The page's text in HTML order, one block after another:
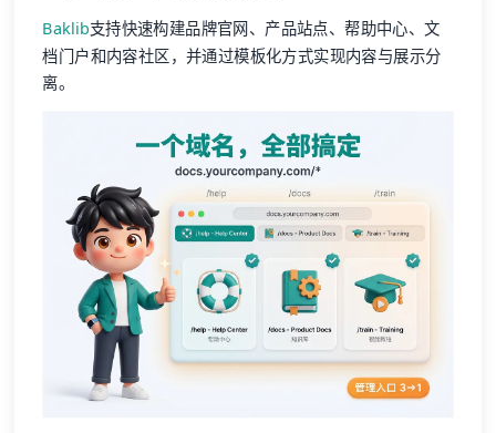
Baklib支持快速构建品牌官网、产品站点、帮助中心、文
档门户和内容社区，并通过模板化方式实现内容与展示分
离。